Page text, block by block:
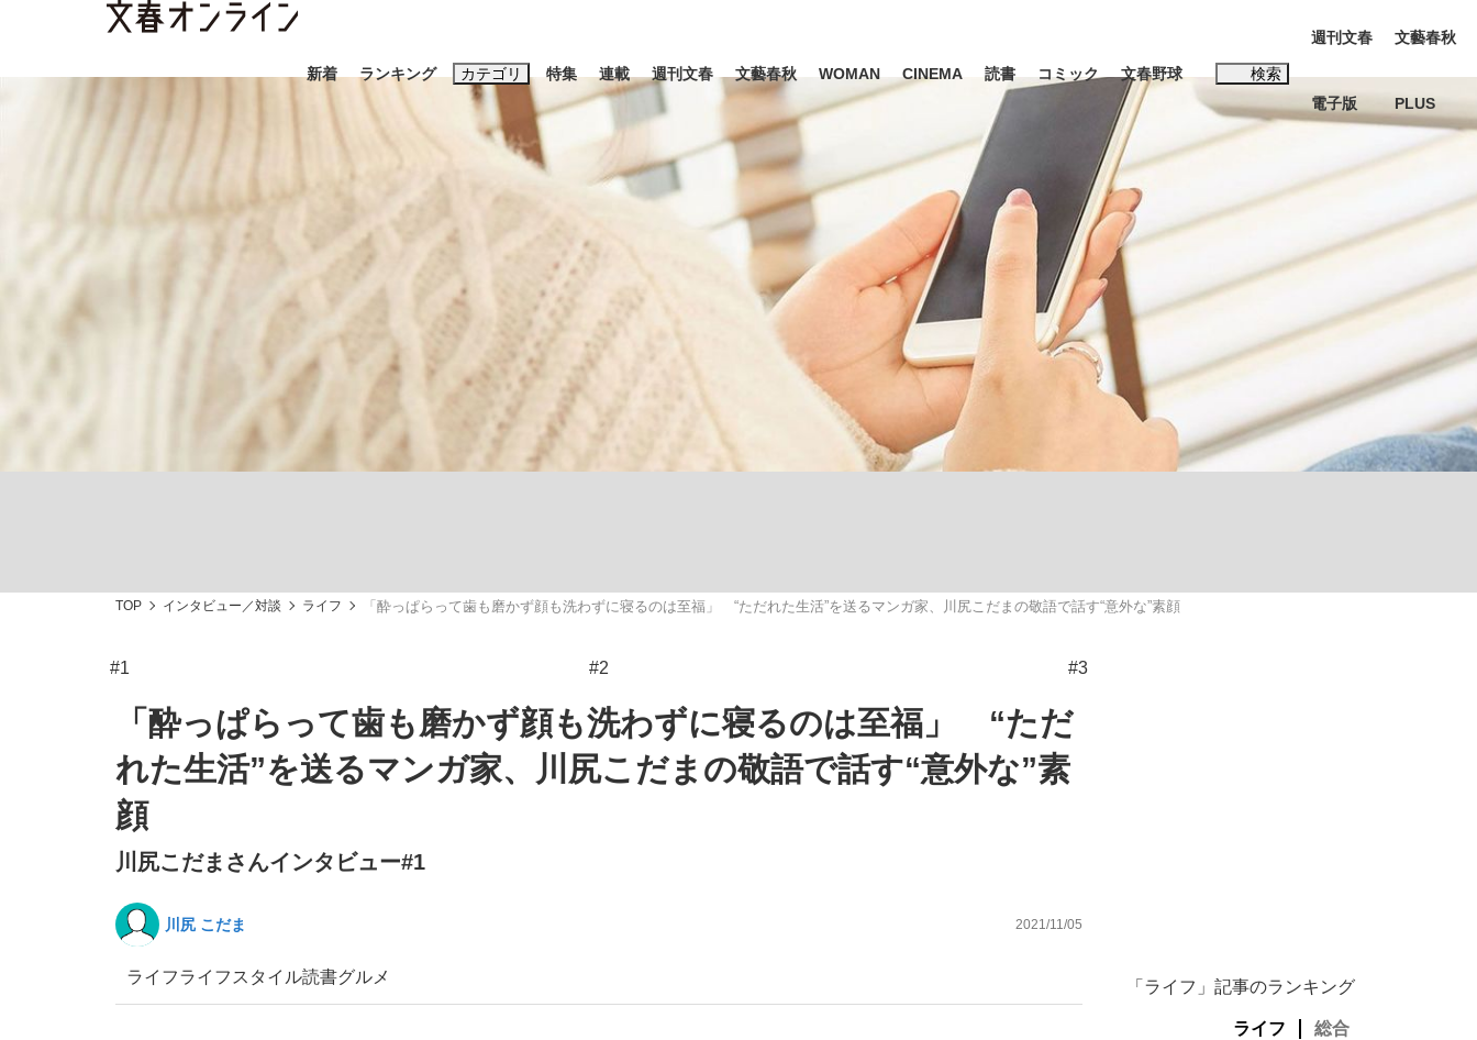
新着 ランキング カテゴリ
ニュース エンタメ ライフ インタビュー
「善か悪かはどちらでもいい」リアル『九条の大罪』弁護士が明かすトク... 「キオクシアの投資の桁は一つ多くてもいい」時価総額が一時トヨタ超え...
特集
終戦から81年 日本生まれのK-POPアイドルたち
連載 週刊文春 文藝春秋 WOMAN CINEMA 読書 コミック 文春野球 検索
キーワード入力
おすすめのキーワードタグ一覧
#藤田晋 #高市早苗 #森岡毅 #城彰二 #内田有紀
#松田聖子
#玉木雄一郎
#亀和田武
週刊文春
電子版
文藝春秋
PLUS
TOP インタビュー／対談 ライフ 「酔っぱらって歯も磨かず顔も洗わずに寝るのは至福」 “ただれた生活”を送るマンガ家、川尻こだまの敬語で話す“意外な”素顔
#1 #2 #3
「酔っぱらって歯も磨かず顔も洗わずに寝るのは至福」 “ただ
れた生活”を送るマンガ家、川尻こだまの敬語で話す“意外な”素
顔
川尻こだまさんインタビュー#1
川尻 こだま 2021/11/05
ライフライフスタイル読書グルメ
「ライフ」記事のランキング
ライフ 総合